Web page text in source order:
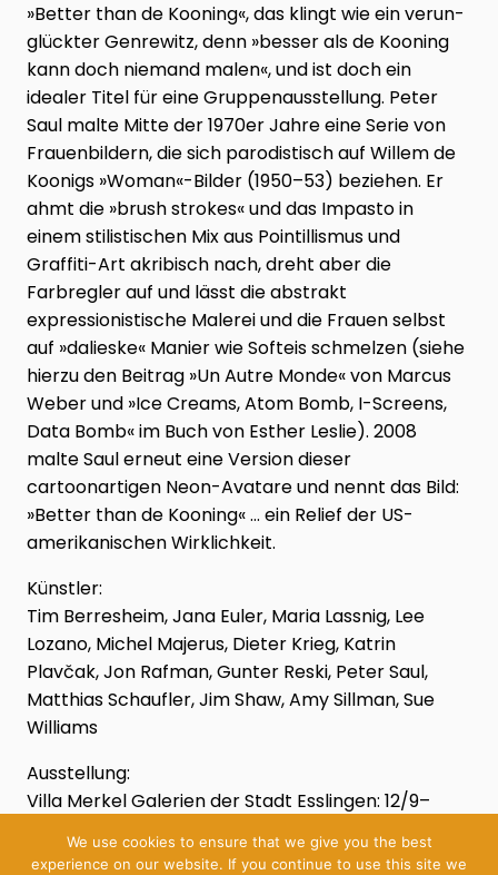
»Better than de Kooning«, das klingt wie ein verun­
glückter Genrewitz, denn »besser als de Kooning
kann doch niemand malen«, und ist doch ein
idealer Titel für eine Gruppenausstellung. Peter
Saul malte Mitte der 1970er Jahre eine Serie von
Frauenbildern, die sich ­parodistisch auf Willem de
Koonigs »Woman«-Bilder (1950–53) beziehen. Er
ahmt die »brush strokes« und das Impasto in
einem stilistischen Mix aus Pointillismus und
Graffiti-Art akribisch nach, dreht aber die
Farbregler auf und lässt die abstrakt
expressionistische Malerei und die Frauen selbst
auf »dalieske« Manier wie Softeis schmelzen (siehe
hierzu den Beitrag »Un Autre Monde« von Marcus
Weber und »Ice Creams, Atom Bomb, I-Screens,
Data Bomb« im Buch von Esther Leslie). 2008
malte Saul erneut eine Version dieser
cartoonartigen Neon-Avatare und nennt das Bild:
»Better than de Kooning« … ein Relief der US-
amerika­nischen Wirklichkeit.
Künstler:
Tim Berresheim, Jana Euler, Maria Lassnig, Lee
Lozano, Michel Majerus, Dieter Krieg, Katrin
Plavčak, Jon Rafman, Gunter Reski, Peter Saul,
Matthias Schaufler, Jim Shaw, Amy Sillman, Sue
Williams
Ausstellung:
Villa Merkel Galerien der Stadt Esslingen: 12/9–
We use cookies to ensure that we give you the best
experience on our website. If you continue to use this site we